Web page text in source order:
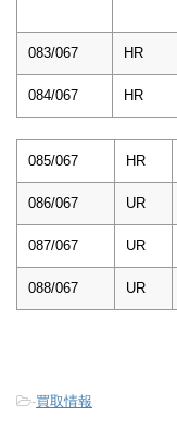
083/067 HR
084/067 HR
085/067 HR
086/067 UR
087/067 UR
088/067 UR
-買取情報